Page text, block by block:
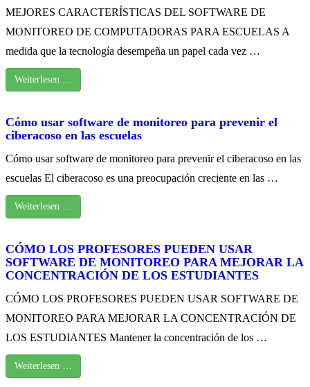
MEJORES CARACTERÍSTICAS DEL SOFTWARE DE
MONITOREO DE COMPUTADORAS PARA ESCUELAS A
medida que la tecnología desempeña un papel cada vez …
Weiterlesen …
Cómo usar software de monitoreo para prevenir el
ciberacoso en las escuelas
Cómo usar software de monitoreo para prevenir el ciberacoso en las
escuelas El ciberacoso es una preocupación creciente en las …
Weiterlesen …
CÓMO LOS PROFESORES PUEDEN USAR
SOFTWARE DE MONITOREO PARA MEJORAR LA
CONCENTRACIÓN DE LOS ESTUDIANTES
CÓMO LOS PROFESORES PUEDEN USAR SOFTWARE DE
MONITOREO PARA MEJORAR LA CONCENTRACIÓN DE
LOS ESTUDIANTES Mantener la concentración de los …
Weiterlesen …